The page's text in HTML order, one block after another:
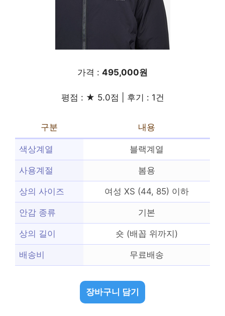
가격 : 495,000원
평점 : ★ 5.0점 | 후기 : 1건
구분 내용
색상계열 블랙계열
사용계절 봄용
상의 사이즈 여성 XS (44, 85) 이하
안감 종류 기본
상의 길이 숏 (배꼽 위까지)
배송비 무료배송
장바구니 담기